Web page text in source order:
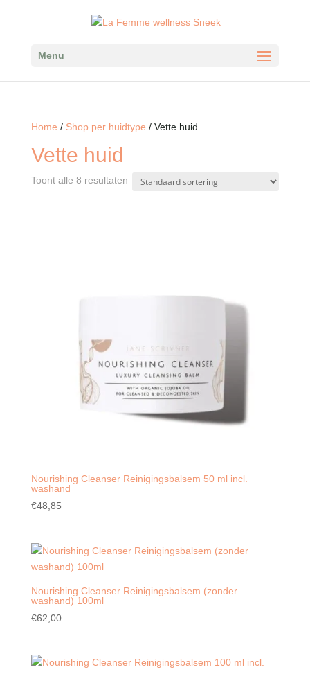
Menu
Home / Shop per huidtype / Vette huid
Vette huid
Toont alle 8 resultaten
Nourishing Cleanser Reinigingsbalsem 50 ml incl.
washand
€48,85
Nourishing Cleanser Reinigingsbalsem (zonder
washand) 100ml
€62,00